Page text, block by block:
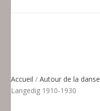
Accueil /Autour de la danse
Langedig 1910-1930